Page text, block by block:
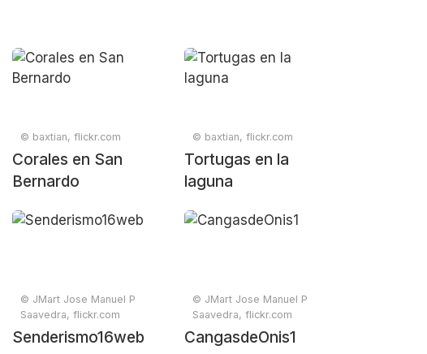
© baxtian, flickr.com
Corales en San
Bernardo
© baxtian, flickr.com
Tortugas en la
laguna
© JMart Jose Manuel P
Saavedra, flickr.com
Senderismo16web
© JMart Jose Manuel P
Saavedra, flickr.com
CangasdeOnis1